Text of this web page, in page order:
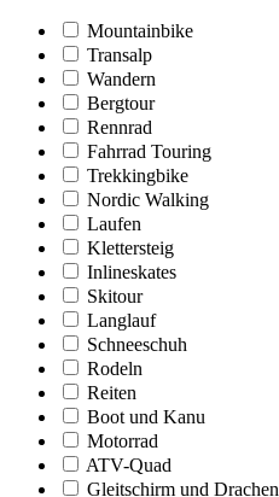
Mountainbike
Transalp
Wandern
Bergtour
Rennrad
Fahrrad Touring
Trekkingbike
Nordic Walking
Laufen
Klettersteig
Inlineskates
Skitour
Langlauf
Schneeschuh
Rodeln
Reiten
Boot und Kanu
Motorrad
ATV-Quad
Gleitschirm und Drachen